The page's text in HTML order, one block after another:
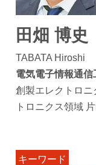
田畑 博史
TABATA Hiroshi
電気電子情報通
創製エレクトロニ
トロニクス領域
キーワード